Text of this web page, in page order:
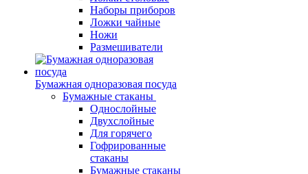
Наборы приборов
Ложки чайные
Ножи
Размешиватели
Бумажная одноразовая посуда
Бумажные стаканы
Однослойные
Двухслойные
Для горячего
Гофрированные
стаканы
Бумажные стаканы